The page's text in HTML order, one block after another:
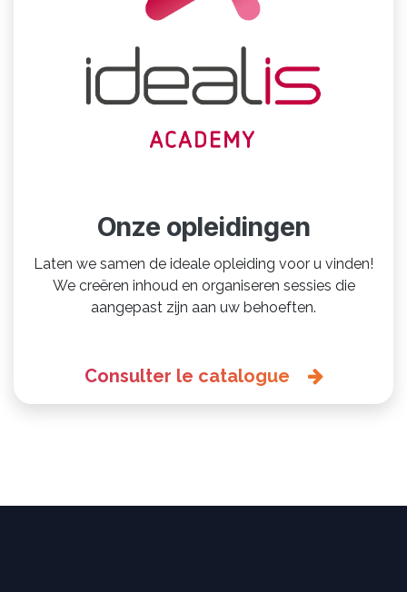
Onze opleidingen
Laten we samen de ideale opleiding voor u vinden!
We creëren inhoud en organiseren sessies die
aangepast zijn aan uw behoeften.
Consulter le catalogue